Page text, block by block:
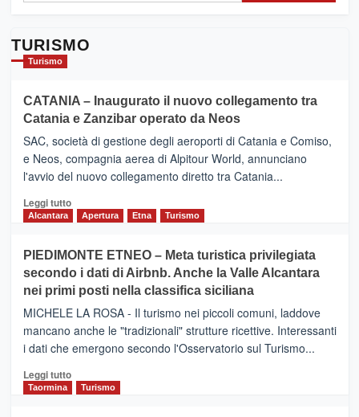
TURISMO
Turismo
CATANIA – Inaugurato il nuovo collegamento tra
Catania e Zanzibar operato da Neos
SAC, società di gestione degli aeroporti di Catania e Comiso,
e Neos, compagnia aerea di Alpitour World, annunciano
l'avvio del nuovo collegamento diretto tra Catania...
Leggi tuttoLeggi
CATANIA
–
Inaugurato
il
nuovo
collegamento
tra
e
Zanzibar
Alcantara Apertura Etna Turismo
PIEDIMONTE ETNEO – Meta turistica privilegiata
secondo i dati di Airbnb. Anche la Valle Alcantara
nei primi posti nella classifica siciliana
MICHELE LA ROSA - Il turismo nei piccoli comuni, laddove
mancano anche le "tradizionali" strutture ricettive. Interessanti
i dati che emergono secondo l'Osservatorio sul Turismo...
Leggi tuttoLeggi
Taormina Turismo